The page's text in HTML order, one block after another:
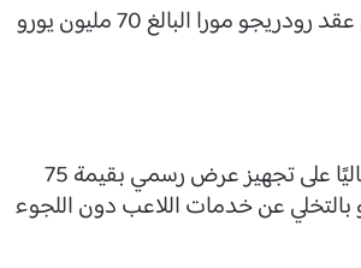
وتتمسك إدارة بورتو البرتغالي في الحصول على قيمة الشرط الجزائي في عقد رودريجو مورا البالغ 70 مليون يورو
وأشار الصحفي الموثوق “ساشا تافولييري”، إن إدارة الاتحاد تعمل حاليًا على تجهيز عرض رسمي بقيمة 75
عن خدمات اللاعب دون اللجوء